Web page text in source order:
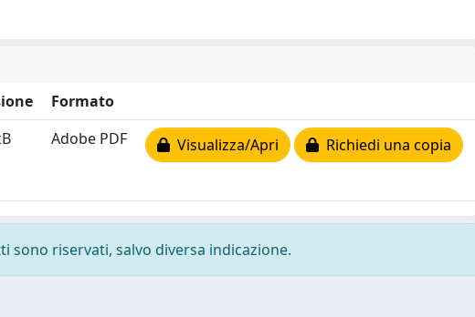
Formato
Adobe PDF Visualizza/Apri Richiedi una copia
riservati, salvo diversa indicazione.